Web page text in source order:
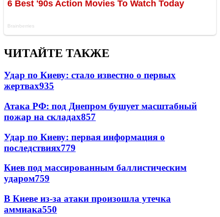
ЧИТАЙТЕ ТАКЖЕ
Удар по Киеву: стало известно о первых
жертвах935
Атака РФ: под Днепром бушует масштабный
пожар на складах857
Удар по Киеву: первая информация о
последствиях779
Киев под массированным баллистическим
ударом759
В Киеве из-за атаки произошла утечка
аммиака550